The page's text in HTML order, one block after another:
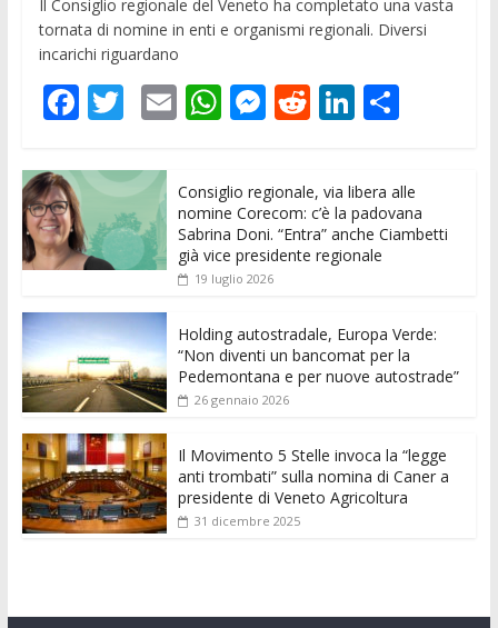
Il Consiglio regionale del Veneto ha completato una vasta
tornata di nomine in enti e organismi regionali. Diversi
incarichi riguardano
F
e
b
o
o
k
T
itt
er
E
l
W
at
s
A
p
M
e
n
g
R
di
t
Li
k
e
dI
C
n
di
vi
Consiglio regionale, via libera alle
nomine Corecom: c’è la padovana
Sabrina Doni. “Entra” anche Ciambetti
già vice presidente regionale
19 luglio 2026
Holding autostradale, Europa Verde:
“Non diventi un bancomat per la
Pedemontana e per nuove autostrade”
26 gennaio 2026
Il Movimento 5 Stelle invoca la “legge
anti trombati” sulla nomina di Caner a
presidente di Veneto Agricoltura
31 dicembre 2025